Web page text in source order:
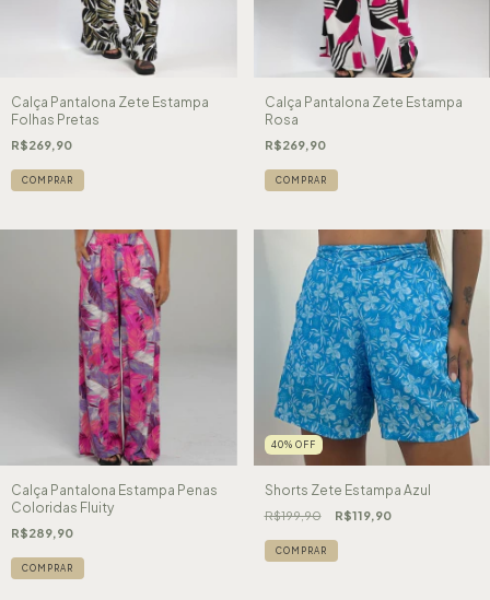
Calça Pantalona Zete Estampa
Folhas Pretas
R$269,90
COMPRAR
Calça Pantalona Zete Estampa
Rosa
R$269,90
COMPRAR
Calça Pantalona Estampa Penas
Coloridas Fluity
R$289,90
COMPRAR
40% OFF
Shorts Zete Estampa Azul
R$199,90 R$119,90
COMPRAR